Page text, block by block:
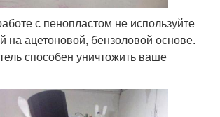
с пенопластом не используйте
на ацетоновой, бензоловой основе.
способен уничтожить ваше